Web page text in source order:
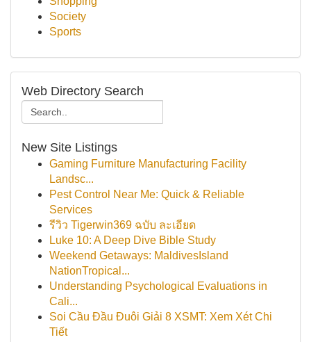
Society
Sports
Web Directory Search
New Site Listings
Gaming Furniture Manufacturing Facility
Landsc...
Pest Control Near Me: Quick & Reliable
Services
รีวิว Tigerwin369 ฉบับ ละเอียด
Luke 10: A Deep Dive Bible Study
Weekend Getaways: MaldivesIsland
NationTropical...
Understanding Psychological Evaluations in
Cali...
Soi Cầu Đầu Đuôi Giải 8 XSMT: Xem Xét Chi
Tiết